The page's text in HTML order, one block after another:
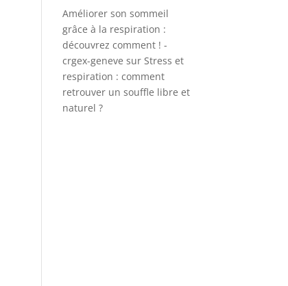
Améliorer son sommeil
grâce à la respiration :
découvrez comment ! -
crgex-geneve surStress et
respiration : comment
retrouver un souffle libre et
naturel ?